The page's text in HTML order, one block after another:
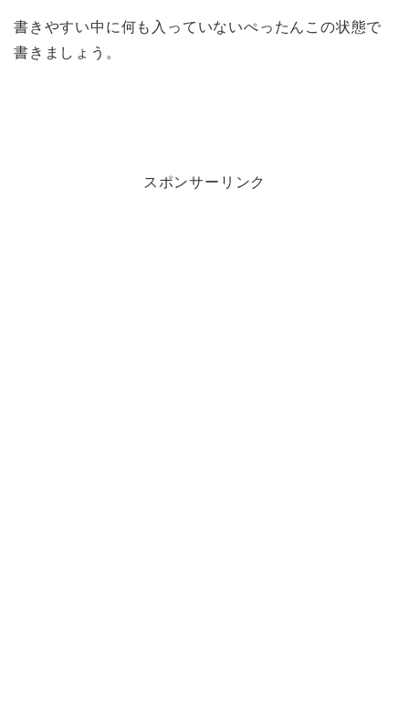
書きやすい中に何も入っていないぺったんこの状態で
書きましょう。
スポンサーリンク